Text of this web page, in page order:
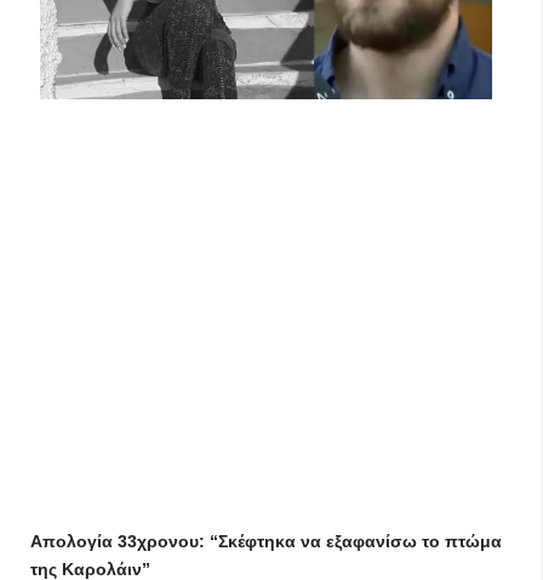
Απολογία 33χρονου: “Σκέφτηκα να εξαφανίσω το πτώμα
της Καρολάιν”